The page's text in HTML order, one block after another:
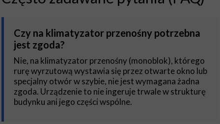
Czy na klimatyzator przenośny potrzebna
jest zgoda?
Nie, na klimatyzator przenośny (monoblok), którego
rurę wyrzutową wystawia się przez otwarte okno lub
specjalny otwór w szybie, nie jest wymagana żadna
zgoda. Urządzenie to nie ingeruje trwale w strukturę
budynku ani jego części wspólne.